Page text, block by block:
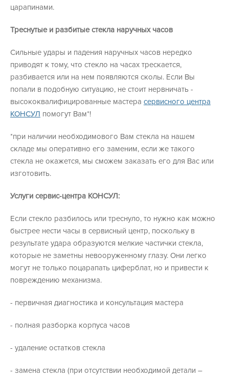
царапинами.
Треснутые и разбитые стекла наручных часов
Сильные удары и падения наручных часов нередко
приводят к тому, что стекло на часах трескается,
разбивается или на нем появляются сколы. Если Вы
попали в подобную ситуацию, не стоит нервничать -
высококвалифицированные мастера сервисного центра
КОНСУЛ помогут Вам*!
*при наличии необходимового Вам стекла на нашем
складе мы оперативно его заменим, если же такого
стекла не окажется, мы сможем заказать его для Вас или
изготовить.
Услуги сервис-центра КОНСУЛ:
Если стекло разбилось или треснуло, то нужно как можно
быстрее нести часы в сервисный центр, поскольку в
результате удара образуются мелкие частички стекла,
которые не заметны невооруженному глазу. Они легко
могут не только поцарапать циферблат, но и привести к
повреждению механизма.
- первичная диагностика и консультация мастера
- полная разборка корпуса часов
- удаление остатков стекла
- замена стекла (при отсутствии необходимой детали –